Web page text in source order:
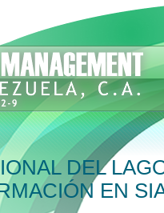
DEL
EN